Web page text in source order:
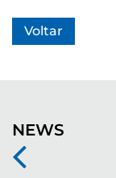
Voltar
NEWS